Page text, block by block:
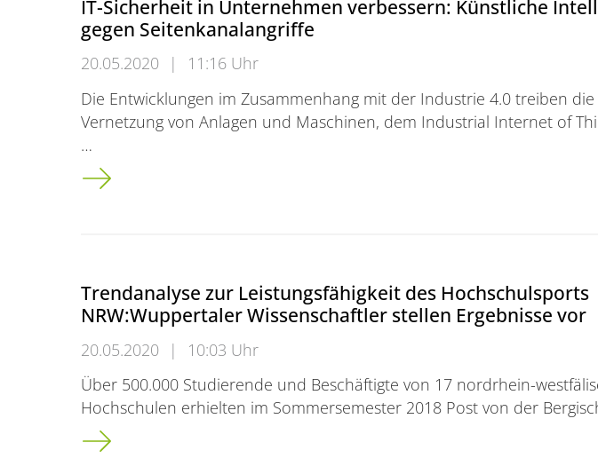
IT-Sicherheit in Unternehmen verbessern: Künstliche
gegen Seitenkanalangriffe
20.05.2020 |
11:16 Uhr
Die Entwicklungen im Zusammenhang mit der Industrie 4.0 treiben die
Vernetzung von Anlagen und Maschinen, dem Industrial Internet of
…
IT-Sicherheit in Unternehmen verbessern:<br/> Künstliche Intelligenz
Trendanalyse zur Leistungsfähigkeit des Hochschulsports
NRW:Wuppertaler Wissenschaftler stellen Ergebnisse vor
20.05.2020 |
10:03 Uhr
Über 500.000 Studierende und Beschäftigte von 17 nordrhein-
Hochschulen erhielten im Sommersemester 2018 Post von der
Trendanalyse zur Leistungsfähigkeit des Hochschulsports NRW:</